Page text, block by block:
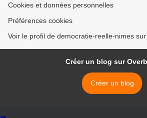
Cookies et données personnelles
Préférences cookies
Voir le profil de democratie-reelle-nimes
Créer un blog sur
Créer un blog